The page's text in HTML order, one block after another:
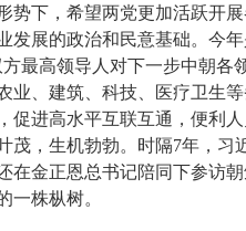
势下，希望两党更加活跃开
发展的政治和民意基础。今
最高领导人对下一步中朝各
业、建筑、科技、医疗卫生
促进高水平互联互通，便利
茂，生机勃勃。时隔7年，习
在金正恩总书记陪同下参访
株枞树。